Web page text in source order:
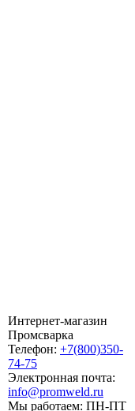
Интернет-магазин
Промсварка
Телефон: +7(800)350-
74-75
Электронная почта:
info@promweld.ru
Мы работаем: ПН-ПТ